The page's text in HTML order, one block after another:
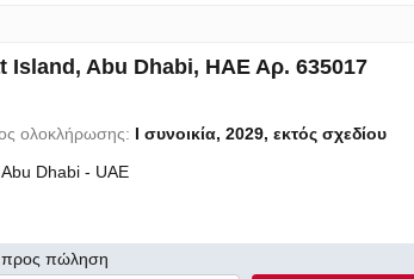
Island, Abu Dhabi, ΗΑΕ Αρ. 635017
ολοκλήρωσης: I συνοικία, 2029, εκτός σχεδίου
Dhabi - UAE
προς πώληση